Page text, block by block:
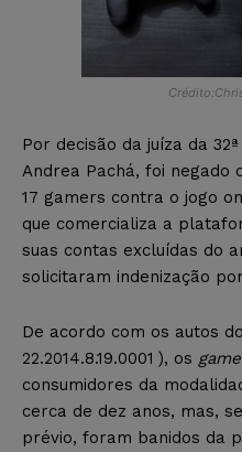
Por decisão da juíza da
Andrea Pachá, foi negado
17 gamers contra o jogo
que comercializa a
suas contas excluídas do
solicitaram indenização
De acordo com os autos
22.2014.8.19.0001 ), os
consumidores da
cerca de dez anos, mas,
prévio, foram banidos da